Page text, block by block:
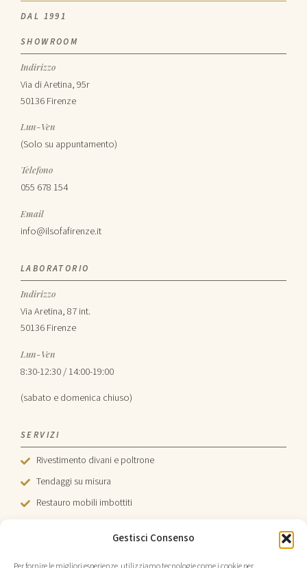
Gestisci Consenso
DAL 1991
SHOWROOM
Indirizzo
Via di Aretina, 95r
50136 Firenze
Lun-Ven
(Solo su appuntamento)
Telefono
055 678 154
Email
info@ilsofafirenze.it
LABORATORIO
Indirizzo
Via Aretina, 87 int.
50136 Firenze
Lun-Ven
8:30-12:30 / 14:00-19:00
(sabato e domenica chiuso)
SERVIZI
Rivestimento divani e poltrone
Tendaggi su misura
Restauro mobili imbottiti